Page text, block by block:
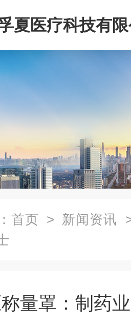
夏医疗科技有
首页 > 新闻资讯
量罩：制药